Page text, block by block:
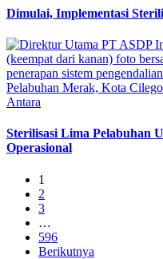
Dimulai, Implementasi
Sterilisasi Lima Pelabuhan
Operasional
1
2
3
…
596
Berikutnya